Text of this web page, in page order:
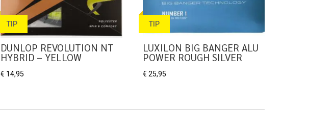
TIP
DUNLOP REVOLUTION NT
HYBRID – YELLOW
€ 14,95
TIP
LUXILON BIG BANGER ALU
POWER ROUGH SILVER
€ 25,95